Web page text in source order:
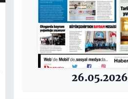
26.05.2026